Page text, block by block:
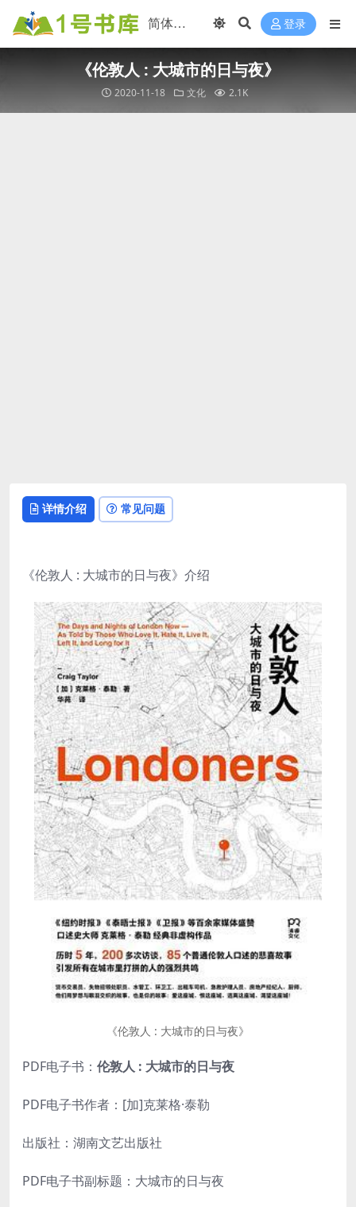
登录
《伦敦人 : 大城市的日与夜》
2020-11-18 文化 2.1K
详情介绍 常见问题
《伦敦人 : 大城市的日与夜》介绍
《伦敦人 : 大城市的日与夜》
PDF电子书： 伦敦人 : 大城市的日与夜
PDF电子书作者：[加]克莱格·泰勒
出版社：湖南文艺出版社
PDF电子书副标题：大城市的日与夜